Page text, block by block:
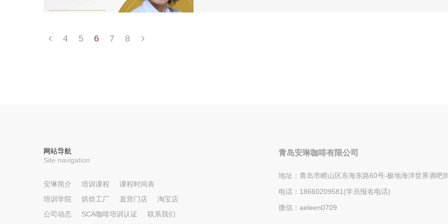
4 5 6 7 8
网站导航
Site navigation
安琳简介 培训课程
课程时间表
培训学院
烘焙工厂 直营门店
淘宝店
公司动态
SCA咖啡培训认证 联系我们
青岛安琳咖啡有限公司
地址：青岛市崂山区东海东路60号-极地海洋世界酒吧
电话：18660209581(学员报名电话)
微信：aeleen0709